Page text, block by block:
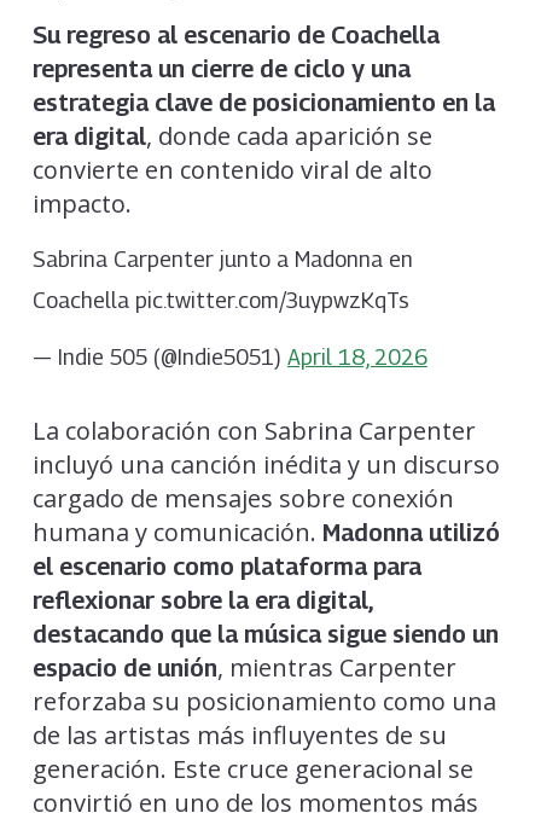
Su regreso al escenario de Coachella
representa un cierre de ciclo y una
estrategia clave de posicionamiento en la
era digital, donde cada aparición se
convierte en contenido viral de alto
impacto.
Sabrina Carpenter junto a Madonna en
Coachella pic.twitter.com/3uypwzKqTs
— Indie 505 (@Indie5051) April 18, 2026
La colaboración con Sabrina Carpenter
incluyó una canción inédita y un discurso
cargado de mensajes sobre conexión
humana y comunicación. Madonna utilizó
el escenario como plataforma para
reflexionar sobre la era digital,
destacando que la música sigue siendo un
espacio de unión, mientras Carpenter
reforzaba su posicionamiento como una
de las artistas más influyentes de su
generación. Este cruce generacional se
convirtió en uno de los momentos más